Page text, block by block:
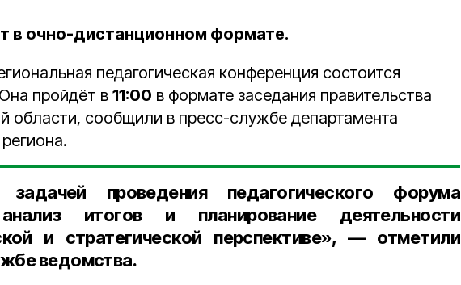
в очно-дистанционном формате.
педагогическая конференция состоится
пройдёт в 11:00 в формате заседания правительства
области, сообщили в пресс-службе департамента
задачей проведения педагогического форума
итогов и планирование деятельности
и стратегической перспективе», — отметили
ведомства.